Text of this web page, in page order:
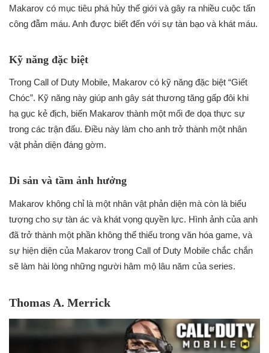
Makarov có mục tiêu phá hủy thế giới và gây ra nhiều cuộc tấn
công đẫm máu. Anh được biết đến với sự tàn bạo và khát máu.
Kỹ năng đặc biệt
Trong Call of Duty Mobile, Makarov có kỹ năng đặc biệt “Giết
Chóc”. Kỹ năng này giúp anh gây sát thương tăng gấp đôi khi
hạ gục kẻ địch, biến Makarov thành một mối đe dọa thực sự
trong các trận đấu. Điều này làm cho anh trở thành một nhân
vật phản diện đáng gờm.
Di sản và tầm ảnh hưởng
Makarov không chỉ là một nhân vật phản diện mà còn là biểu
tượng cho sự tàn ác và khát vọng quyền lực. Hình ảnh của anh
đã trở thành một phần không thể thiếu trong văn hóa game, và
sự hiện diện của Makarov trong Call of Duty Mobile chắc chắn
sẽ làm hài lòng những người hâm mộ lâu năm của series.
Thomas A. Merrick